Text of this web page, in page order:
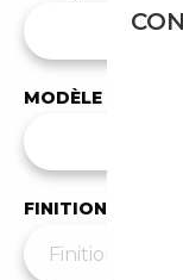
MODÈLE
FINITION